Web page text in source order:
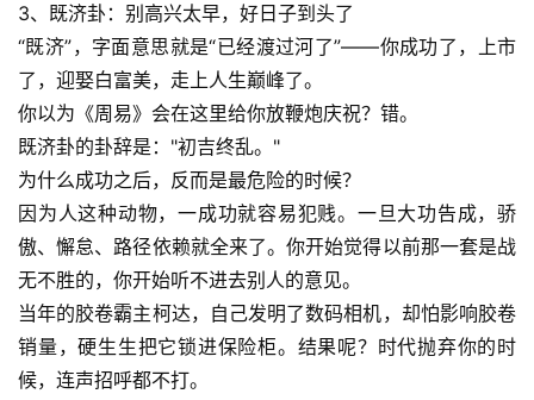
3、既济卦：别高兴太早，好日子到头了
“既济”，字面意思就是“已经渡过河了”——你成功了，上市
了，迎娶白富美，走上人生巅峰了。
你以为《周易》会在这里给你放鞭炮庆祝？错。
既济卦的卦辞是："初吉终乱。"
为什么成功之后，反而是最危险的时候？
因为人这种动物，一成功就容易犯贱。一旦大功告成，骄
傲、懈怠、路径依赖就全来了。你开始觉得以前那一套是战
无不胜的，你开始听不进去别人的意见。
当年的胶卷霸主柯达，自己发明了数码相机，却怕影响胶卷
销量，硬生生把它锁进保险柜。结果呢？时代抛弃你的时
候，连声招呼都不打。